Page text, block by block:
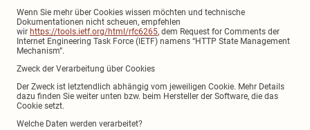
Wenn Sie mehr über Cookies wissen möchten und technische
Dokumentationen nicht scheuen, empfehlen
wir https://tools.ietf.org/html/rfc6265, dem Request for Comments der
Internet Engineering Task Force (IETF) namens “HTTP State Management
Mechanism”.
Zweck der Verarbeitung über Cookies
Der Zweck ist letztendlich abhängig vom jeweiligen Cookie. Mehr Details
dazu finden Sie weiter unten bzw. beim Hersteller der Software, die das
Cookie setzt.
Welche Daten werden verarbeitet?